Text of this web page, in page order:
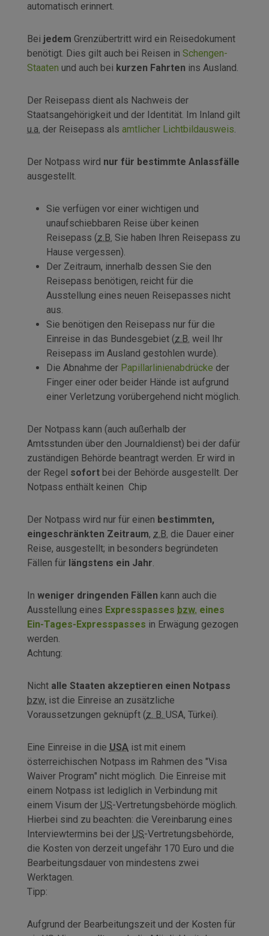
automatisch erinnert.
Bei jedem Grenzübertritt wird ein Reisedokument
benötigt. Dies gilt auch bei Reisen in Schengen-
Staaten und auch bei kurzen Fahrten ins Ausland.
Der Reisepass dient als Nachweis der
Staatsangehörigkeit und der Identität. Im Inland gilt
u.a. der Reisepass als amtlicher Lichtbildausweis.
Der Notpass wird nur für bestimmte Anlassfälle
ausgestellt.
Sie verfügen vor einer wichtigen und
unaufschiebbaren Reise über keinen
Reisepass (z.B. Sie haben Ihren Reisepass zu
Hause vergessen).
Der Zeitraum, innerhalb dessen Sie den
Reisepass benötigen, reicht für die
Ausstellung eines neuen Reisepasses nicht
aus.
Sie benötigen den Reisepass nur für die
Einreise in das Bundesgebiet (z.B. weil Ihr
Reisepass im Ausland gestohlen wurde).
Die Abnahme der Papillarlinienabdrücke der
Finger einer oder beider Hände ist aufgrund
einer Verletzung vorübergehend nicht möglich.
Der Notpass kann (auch außerhalb der
Amtsstunden über den Journaldienst) bei der dafür
zuständigen Behörde beantragt werden. Er wird in
der Regel sofort bei der Behörde ausgestellt. Der
Notpass enthält keinen Chip
Der Notpass wird nur für einen bestimmten,
eingeschränkten Zeitraum, z.B. die Dauer einer
Reise, ausgestellt; in besonders begründeten
Fällen für längstens ein Jahr.
In weniger dringenden Fällen kann auch die
Ausstellung eines Expresspasses bzw. eines
Ein-Tages-Expresspasses in Erwägung gezogen
werden.
Achtung:
Nicht alle Staaten akzeptieren einen Notpass
bzw. ist die Einreise an zusätzliche
Voraussetzungen geknüpft (z. B. USA, Türkei).
Eine Einreise in die USA ist mit einem
österreichischen Notpass im Rahmen des "Visa
Waiver Program" nicht möglich. Die Einreise mit
einem Notpass ist lediglich in Verbindung mit
einem Visum der US-Vertretungsbehörde möglich.
Hierbei sind zu beachten: die Vereinbarung eines
Interviewtermins bei der US-Vertretungsbehörde,
die Kosten von derzeit ungefähr 170 Euro und die
Bearbeitungsdauer von mindestens zwei
Werktagen.
Tipp:
Aufgrund der Bearbeitungszeit und der Kosten für